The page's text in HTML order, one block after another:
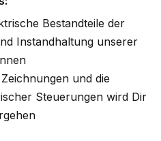
Bestandteile der
Instandhaltung unserer
und die
Steuerungen wird Dir